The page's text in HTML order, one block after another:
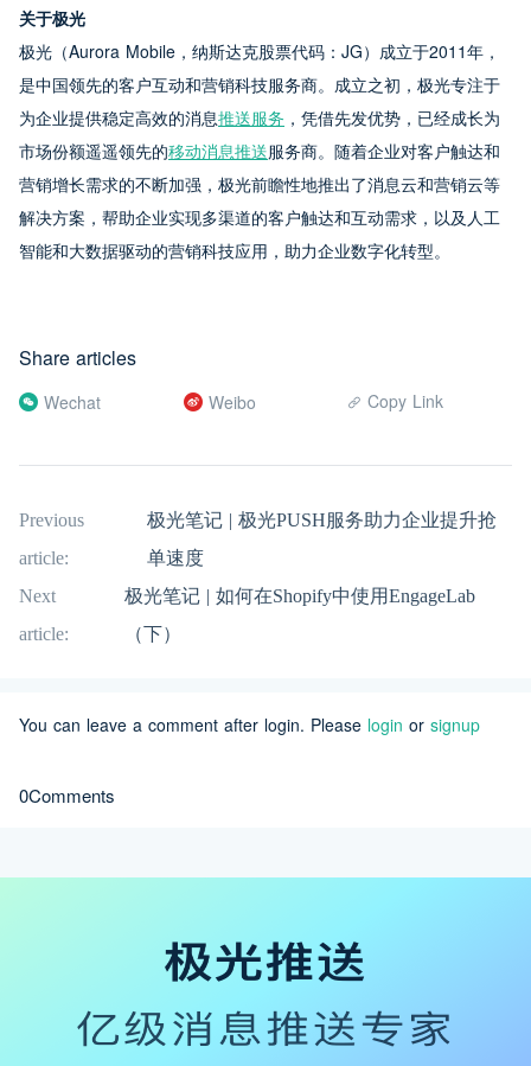
关于极光
极光（Aurora Mobile，纳斯达克股票代码：JG）成立于2011年，
是中国领先的客户互动和营销科技服务商。成立之初，极光专注于
为企业提供稳定高效的消息推送服务 ，凭借先发优势，已经成长为
市场份额遥遥领先的移动消息推送服务商。随着企业对客户触达和
营销增长需求的不断加强，极光前瞻性地推出了消息云和营销云等
解决方案，帮助企业实现多渠道的客户触达和互动需求，以及人工
智能和大数据驱动的营销科技应用，助力企业数字化转型。
Share articles
Wechat Weibo Copy Link
Previous
article:
极光笔记 | 极光PUSH服务助力企业提升抢
单速度
Next
article:
极光笔记 | 如何在Shopify中使用EngageLab
（下）
You can leave a comment after login. Please login or signup
0Comments